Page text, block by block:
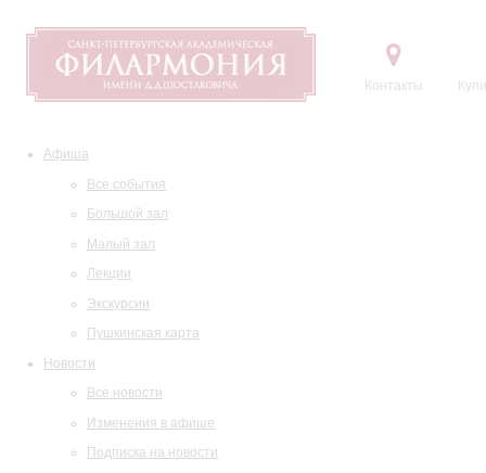
Контакты
Афиша
Все события
Большой зал
Малый зал
Лекции
Экскурсии
Пушкинская карта
Новости
Все новости
Изменения в афише
Подписка на новости